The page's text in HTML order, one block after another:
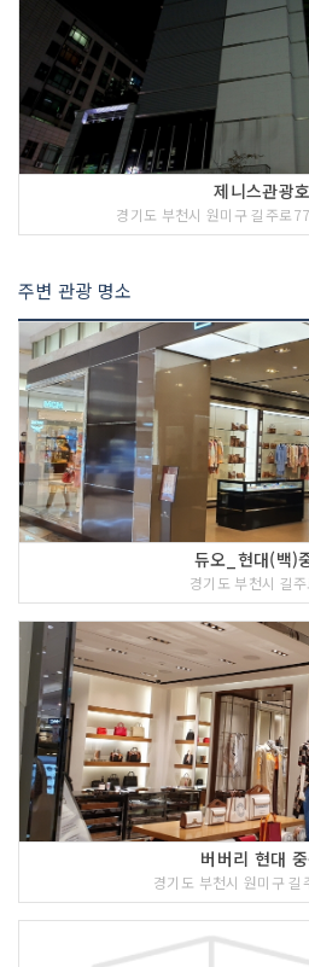
제니스관광
경기도 부천시 원미구 길주로
주변 관광 명소
듀오_현대(백)
경기도 부천시 길
버버리 현대
경기도 부천시 원미구